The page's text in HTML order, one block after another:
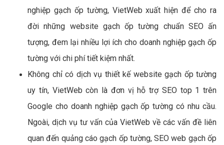
nghiệp gạch ốp tường, VietWeb xuất hiện để cho ra
đời những website gạch ốp tường chuẩn SEO ấn
tượng, đem lại nhiều lợi ích cho doanh nghiệp gạch ốp
tường với chi phí tiết kiệm nhất.
Không chỉ có dịch vụ thiết kế website gạch ốp tường
uy tín, VietWeb còn là đơn vị hỗ trợ SEO top 1 trên
Google cho doanh nghiệp gạch ốp tường có nhu cầu.
Ngoài, dịch vụ tư vấn của VietWeb về các vấn đề liên
quan đến quảng cáo gạch ốp tường, SEO web gạch ốp